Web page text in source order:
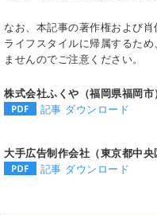
なお、本記事の著作権および
ライフスタイルに帰属するた
ませんのでご注意ください。
株式会社ふくや（福岡県福岡
記事 ダウンロード
大手広告制作会社（東京都中
記事 ダウンロード